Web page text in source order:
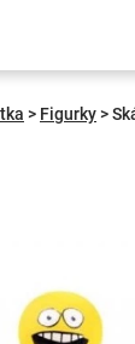
> Figurky>